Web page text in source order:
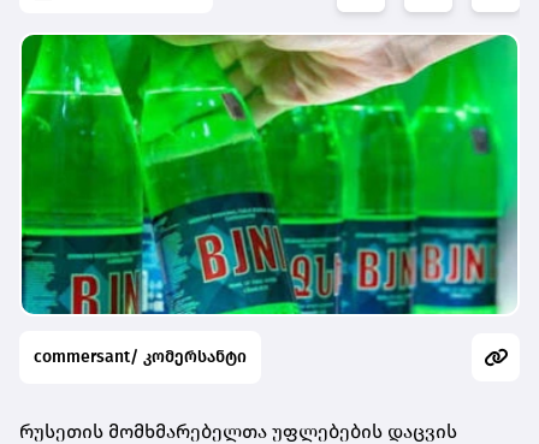
commersant/ კომერსანტი
რუსეთის მომხმარებელთა უფლებების დაცვის